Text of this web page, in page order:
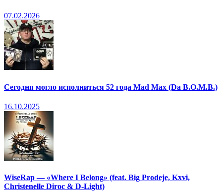
07.02.2026
Сегодня могло исполниться 52 года Mad Max (Da B.O.M.B.)
16.10.2025
WiseRap — «Where I Belong» (feat. Big Prodeje, Kxvi,
Christenelle Diroc & D-Light)